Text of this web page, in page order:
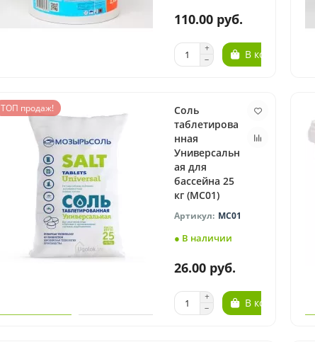
110.00 руб.
В корзину
ТОП продаж!
Соль
таблетирова
нная
Универсальн
ая для
бассейна 25
кг (МС01)
МС01
● В наличии
26.00 руб.
В корзину